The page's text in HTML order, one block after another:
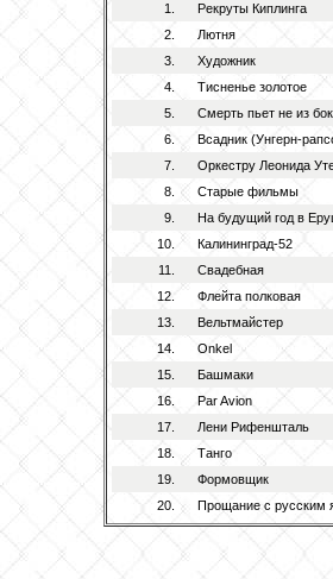
1.
Рекруты Киплинга
2.
Лютня
3.
Художник
4.
Тисненье золотое
5.
Смерть пьет не из
6.
Всадник (Унгерн-
7.
Оркестру Леонида
8.
Старые фильмы
9.
На будущий год в
10.
Калининград-52
11.
Свадебная
12.
Флейта полковая
13.
Вельтмайстер
14.
Onkel
15.
Башмаки
16.
Par Avion
17.
Лени Рифеншталь
18.
Танго
19.
Формовщик
20.
Прощание с русским